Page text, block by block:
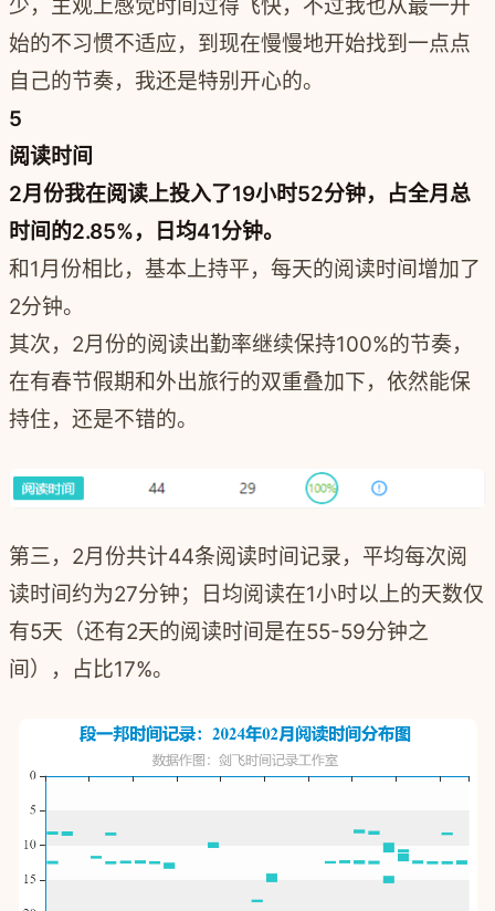
少，主观上感觉时间过得飞快，不过我也从最一开
始的不习惯不适应，到现在慢慢地开始找到一点点
自己的节奏，我还是特别开心的。
5
阅读时间
2月份我在阅读上投入了19小时52分钟，占全月总
时间的2.85%，日均41分钟。
和1月份相比，基本上持平，每天的阅读时间增加了
2分钟。
其次，2月份的阅读出勤率继续保持100%的节奏，
在有春节假期和外出旅行的双重叠加下，依然能保
持住，还是不错的。
第三，2月份共计44条阅读时间记录，平均每次阅
读时间约为27分钟；日均阅读在1小时以上的天数仅
有5天（还有2天的阅读时间是在55-59分钟之
间），占比17%。